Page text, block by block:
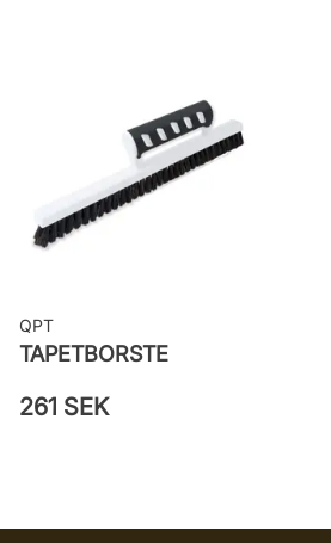
väggen
Leverantörens
QPT
TAPETBORSTE
261 SEK